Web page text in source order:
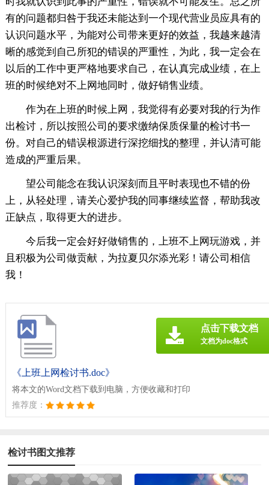
有的问题都归咎于我还未能达到一个现代营业员应具有的
认识问题水平，为能对公司带来更好的效益，我越来越清
晰的感觉到自己所犯的错误的严重性，为此，我一定会在
以后的工作中更严格地要求自己，在认真完成业绩，在上
班的时候绝对不上网地同时，做好销售业绩。
作为在上班的时候上网，我觉得有必要对我的行为作
出检讨，所以按照公司的要求缴纳保质保量的检讨书一
份。对自己的错误根源进行深挖细找的整理，并认清可能
造成的严重后果。
望公司能念在我认识深刻而且平时表现也不错的份
上，从轻处理，请关心爱护我的同事继续监督，帮助我改
正缺点，取得更大的进步。
今后我一定会好好做销售的，上班不上网玩游戏，并
且积极为公司做贡献，为拉夏贝尔添光彩！请公司相信
我！
《上班上网检讨书.doc》
将本文的Word文档下载到电脑，方便收藏和打印
推荐度：
点击下载文档
文档为doc格式
检讨书图文推荐